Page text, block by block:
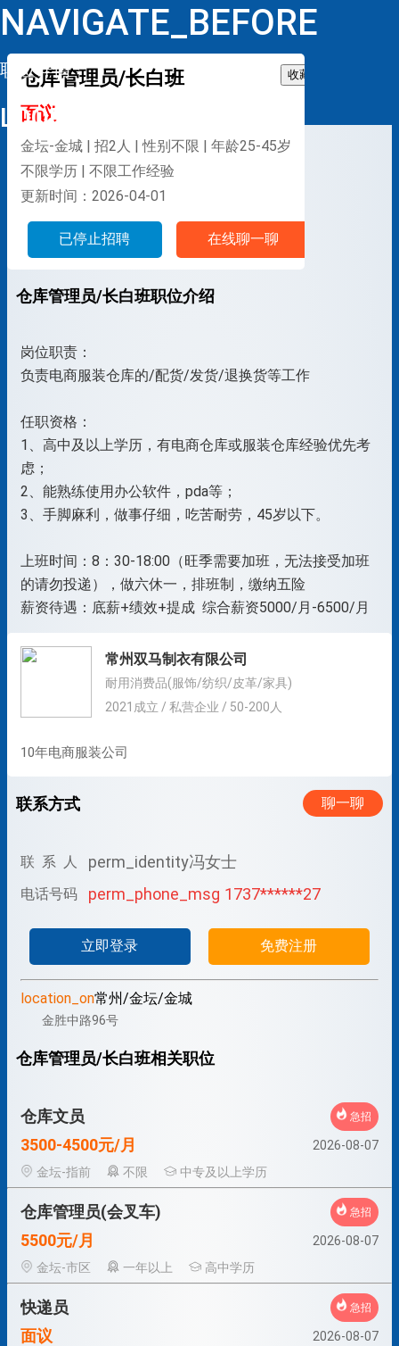
NAVIGATE_BEFORE
职位详情
LOOP
仓库管理员/长白班 收藏
面议
金坛-金城 | 招2人 | 性别不限 | 年龄25-45岁
不限学历 | 不限工作经验
更新时间：2026-04-01
已停止招聘 在线聊一聊
仓库管理员/长白班职位介绍
岗位职责：
负责电商服装仓库的/配货/发货/退换货等工作
任职资格：
1、高中及以上学历，有电商仓库或服装仓库经验优先考
虑；
2、能熟练使用办公软件，pda等；
3、手脚麻利，做事仔细，吃苦耐劳，45岁以下。
上班时间：8：30-18:00（旺季需要加班，无法接受加班
的请勿投递），做六休一，排班制，缴纳五险
常州双马制衣有限公司
耐用消费品(服饰/纺织/皮革/家具)
2021成立 / 私营企业 / 50-200人
10年电商服装公司
联系方式 聊一聊
联 系 人 perm_identity冯女士
电话号码 perm_phone_msg 1737******27
立即登录 免费注册
location_on常州/金坛/金城
金胜中路96号
仓库管理员/长白班相关职位
仓库文员 急招
3500-4500元/月
2026-08-07
金坛-指前
不限 中专及以上学历
仓库管理员(会叉车) 急招
5500元/月
2026-08-07
金坛-市区
一年以上 高中学历
快递员 急招
面议
2026-08-07